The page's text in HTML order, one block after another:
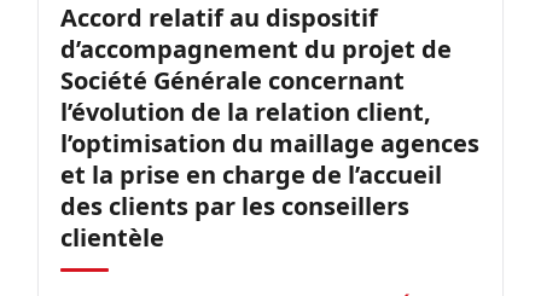
Accord relatif au dispositif
d’accompagnement du projet de
Société Générale concernant
l’évolution de la relation client,
l’optimisation du maillage agences
et la prise en charge de l’accueil
des clients par les conseillers
clientèle